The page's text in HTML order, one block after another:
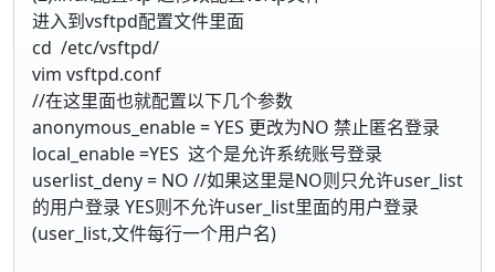
进入到vsftpd配置文件里面
cd /etc/vsftpd/
vim vsftpd.conf
//在这里面也就配置以下几个参数
anonymous_enable = YES 更改为NO 禁止匿名登录
local_enable =YES 这个是允许系统账号登录
userlist_deny = NO //如果这里是NO则只允许user_list
的用户登录 YES则不允许user_list里面的用户登录
(user_list,文件每行一个用户名)